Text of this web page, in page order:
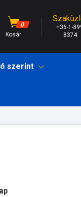
0
Kosár
+36-1-
8374
szerint